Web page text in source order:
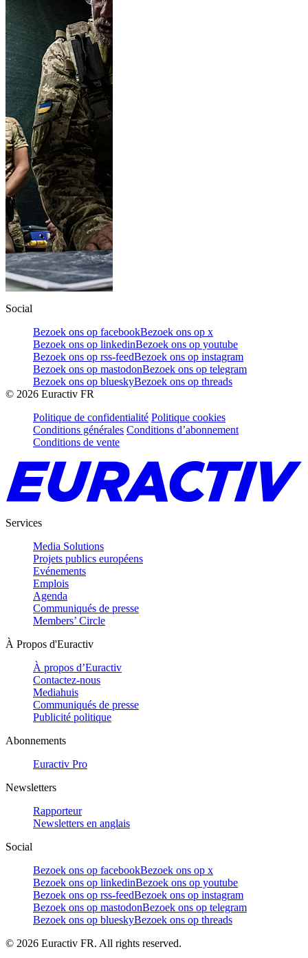
Social
Bezoek ons op facebookBezoek ons op x
Bezoek ons op linkedinBezoek ons op youtube
Bezoek ons op rss-feedBezoek ons op instagram
Bezoek ons op mastodonBezoek ons op telegram
Bezoek ons op blueskyBezoek ons op threads
© 2026 Euractiv FR
Politique de confidentialité Politique cookies
Conditions générales Conditions d’abonnement
Conditions de vente
Services
Media Solutions
Projets publics européens
Evénements
Emplois
Agenda
Communiqués de presse
Members’ Circle
À Propos d'Euractiv
À propos d’Euractiv
Contactez-nous
Mediahuis
Communiqués de presse
Publicité politique
Abonnements
Euractiv Pro
Newsletters
Rapporteur
Newsletters en anglais
Social
Bezoek ons op facebookBezoek ons op x
Bezoek ons op linkedinBezoek ons op youtube
Bezoek ons op rss-feedBezoek ons op instagram
Bezoek ons op mastodonBezoek ons op telegram
Bezoek ons op blueskyBezoek ons op threads
© 2026 Euractiv FR. All rights reserved.